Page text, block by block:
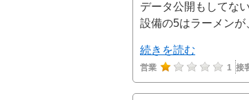
データ公開もしてな
設備の5はラーメンが
続きを読む
営業 1 接